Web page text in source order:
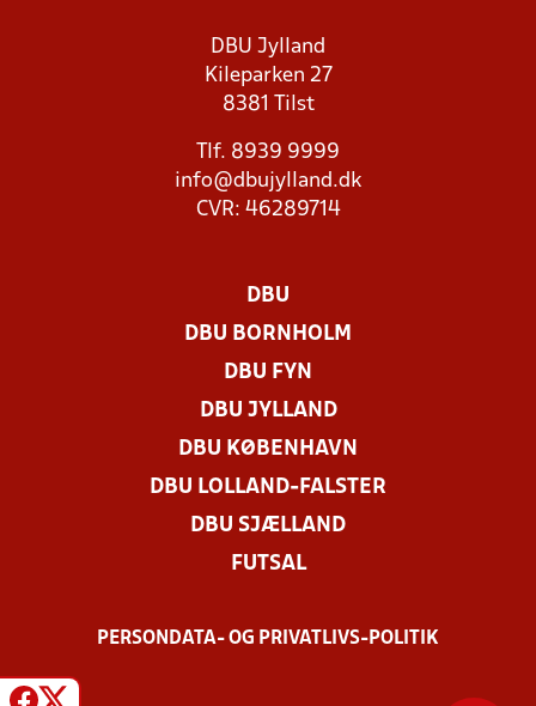
DBU Jylland
Kileparken 27
8381 Tilst
Tlf. 8939 9999
info@dbujylland.dk
CVR: 46289714
DBU
DBU BORNHOLM
DBU FYN
DBU JYLLAND
DBU KØBENHAVN
DBU LOLLAND-FALSTER
DBU SJÆLLAND
FUTSAL
PERSONDATA- OG PRIVATLIVS-POLITIK